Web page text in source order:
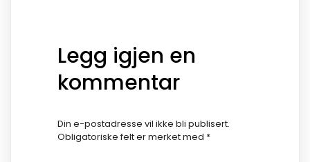
Legg igjen en
kommentar
Din e-postadresse vil ikke bli publisert.
Obligatoriske felt er merket med *